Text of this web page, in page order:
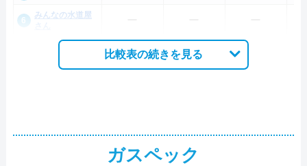
みんなの水道屋
比較表の続きを見る
ガスペック